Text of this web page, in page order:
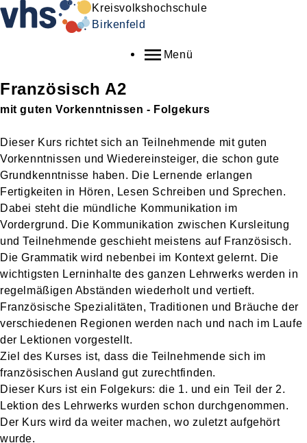
Kreisvolkshochschule
Birkenfeld
Menü
Französisch A2
mit guten Vorkenntnissen - Folgekurs
Dieser Kurs richtet sich an Teilnehmende mit guten
Vorkenntnissen und Wiedereinsteiger, die schon gute
Grundkenntnisse haben. Die Lernende erlangen
Fertigkeiten in Hören, Lesen Schreiben und Sprechen.
Dabei steht die mündliche Kommunikation im
Vordergrund. Die Kommunikation zwischen Kursleitung
und Teilnehmende geschieht meistens auf Französisch.
Die Grammatik wird nebenbei im Kontext gelernt. Die
wichtigsten Lerninhalte des ganzen Lehrwerks werden in
regelmäßigen Abständen wiederholt und vertieft.
Französische Spezialitäten, Traditionen und Bräuche der
verschiedenen Regionen werden nach und nach im Laufe
der Lektionen vorgestellt.
Ziel des Kurses ist, dass die Teilnehmende sich im
französischen Ausland gut zurechtfinden.
Dieser Kurs ist ein Folgekurs: die 1. und ein Teil der 2.
Lektion des Lehrwerks wurden schon durchgenommen.
Der Kurs wird da weiter machen, wo zuletzt aufgehört
wurde.